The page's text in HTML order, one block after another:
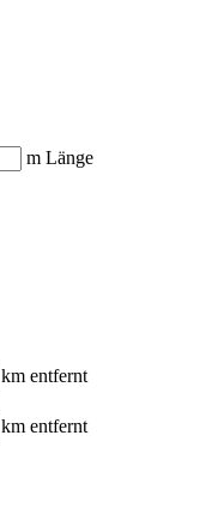
m Länge
km entfernt
km entfernt